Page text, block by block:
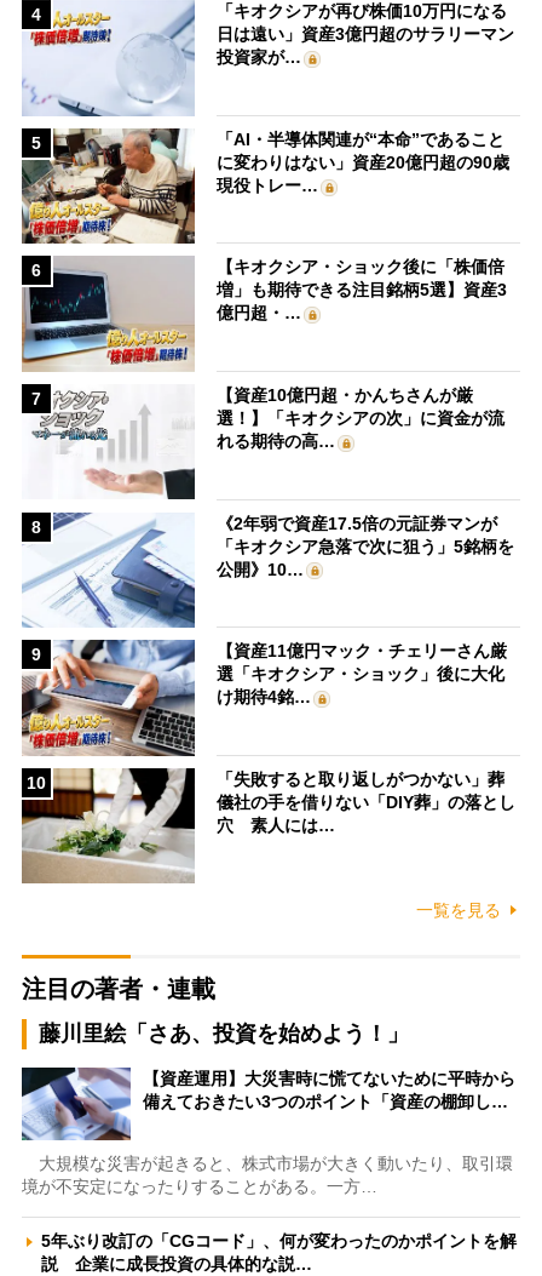
4
「キオクシアが再び株価10万円になる
日は遠い」資産3億円超のサラリーマン
投資家が…
5
「AI・半導体関連が“本命”であること
に変わりはない」資産20億円超の90歳
現役トレー…
6
【キオクシア・ショック後に「株価倍
増」も期待できる注目銘柄5選】資産3
億円超・…
7
【資産10億円超・かんちさんが厳
選！】「キオクシアの次」に資金が流
れる期待の高…
8
《2年弱で資産17.5倍の元証券マンが
「キオクシア急落で次に狙う」5銘柄を
公開》10…
9
【資産11億円マック・チェリーさん厳
選「キオクシア・ショック」後に大化
け期待4銘…
10
「失敗すると取り返しがつかない」葬
儀社の手を借りない「DIY葬」の落とし
穴 素人には…
一覧を見る
注目の著者・連載
藤川里絵「さあ、投資を始めよう！」
【資産運用】大災害時に慌てないために平時から
備えておきたい3つのポイント「資産の棚卸し…
大規模な災害が起きると、株式市場が大きく動いたり、取引環
境が不安定になったりすることがある。一方…
5年ぶり改訂の「CGコード」、何が変わったのかポイントを解
説 企業に成長投資の具体的な説…